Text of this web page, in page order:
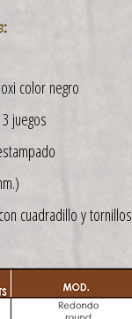
color negro
juegos
cuadradillo y tornillos